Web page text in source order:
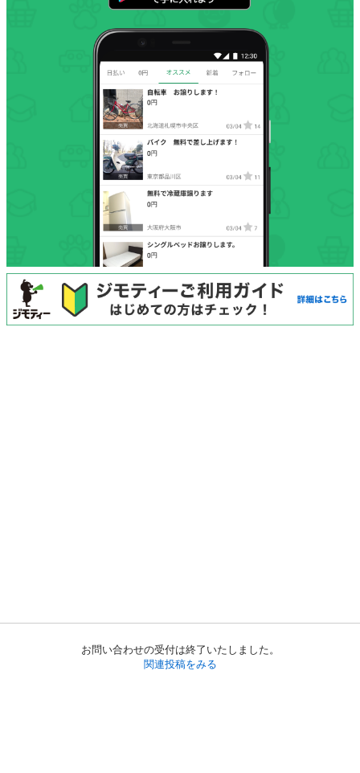
お問い合わせの受付は終了いたしました。
関連投稿をみる